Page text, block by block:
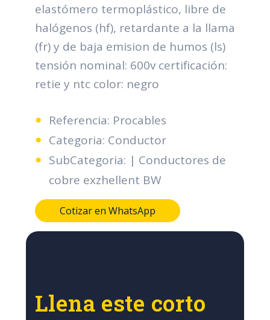
elastómero termoplástico, libre de
halógenos (hf), retardante a la llama
(fr) y de baja emision de humos (ls)
tensión nominal: 600v certificación:
retie y ntc color: negro
Referencia: Procables
Categoria: Conductor
SubCategoria: | Conductores de
cobre exzhellent BW
Cotizar en WhatsApp
Llena este corto